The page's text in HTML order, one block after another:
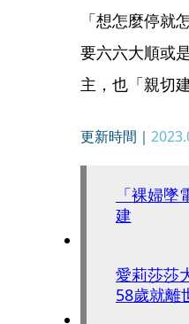
「想怎麼停就
要六六大順或
主，也「親切
更新時間｜
「裸婦
建
愛莉莎莎
58歲就離